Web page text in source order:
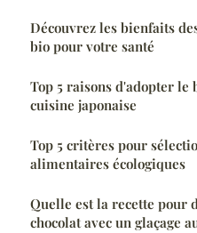
Découvrez les bienfaits
bio pour votre santé
Top 5 raisons d'adopter le
cuisine japonaise
Top 5 critères pour
alimentaires écologiques
Quelle est la recette pour
chocolat avec un glaçage